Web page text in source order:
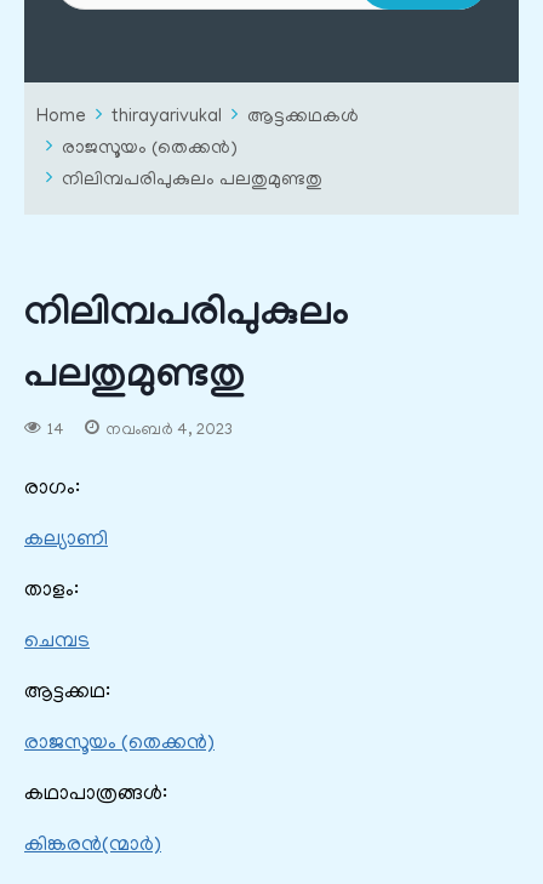
Home thirayarivukal
ആട്ടക്കഥകൾ
രാജസൂയം (തെക്കൻ)
നിലിമ്പപരിപുകുലം പലതുമുണ്ടതു
നിലിമ്പപരിപുകുലം
പലതുമുണ്ടതു
14 നവംബർ 4, 2023
രാഗം:
കല്യാണി
താളം:
ചെമ്പട
ആട്ടക്കഥ:
രാജസൂയം (തെക്കൻ)
കഥാപാത്രങ്ങൾ:
കിങ്കരൻ(ന്മാർ)